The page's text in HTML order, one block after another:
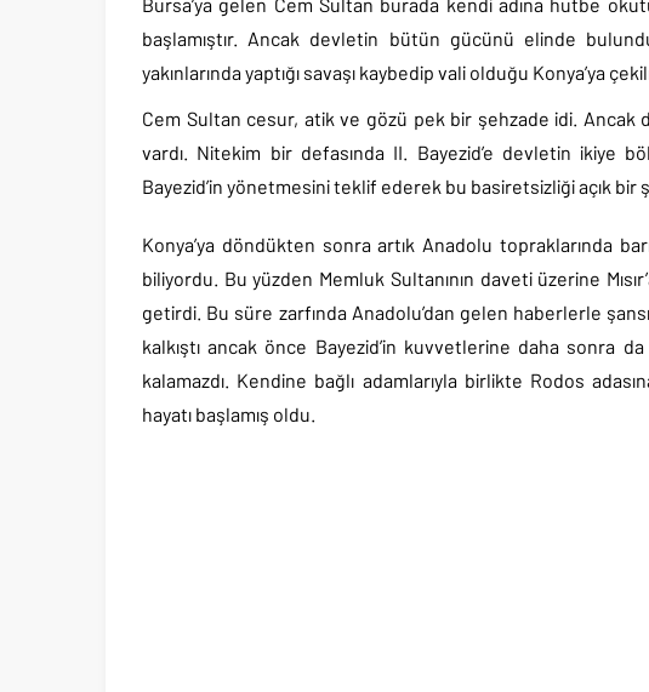
başlamıştır. Ancak devletin bütün gücünü elinde
yakınlarında yaptığı savaşı kaybedip vali olduğu Konya’ya
Cem Sultan cesur, atik ve gözü pek bir şehzade idi.
vardı. Nitekim bir defasında II. Bayezid’e devletin ikiye
Bayezid’in yönetmesini teklif ederek bu basiretsizliği açık
Konya’ya döndükten sonra artık Anadolu topraklarında
biliyordu. Bu yüzden Memluk Sultanının daveti üzerine
getirdi. Bu süre zarfında Anadolu’dan gelen haberlerle
kalkıştı ancak önce Bayezid’in kuvvetlerine daha sonra
kalamazdı. Kendine bağlı adamlarıyla birlikte Rodos
hayatı başlamış oldu.